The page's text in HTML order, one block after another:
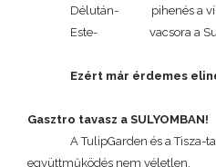
Délután-
pihenés a
Este-
vacsora a
Ezért már érdemes
Gasztro tavasz a SULYOMBAN!
A TulipGarden és a Tisza-
együttműködés nem véletlen.